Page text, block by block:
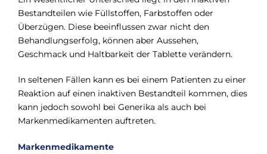
Bestandteilen wie Füllstoffen, Farbstoffen oder
Überzügen. Diese beeinflussen zwar nicht den
Behandlungserfolg, können aber Aussehen,
Geschmack und Haltbarkeit der Tablette verändern.
In seltenen Fällen kann es bei einem Patienten zu einer
Reaktion auf einen inaktiven Bestandteil kommen, dies
kann jedoch sowohl bei Generika als auch bei
Markenmedikamenten auftreten.
Markenmedikamente